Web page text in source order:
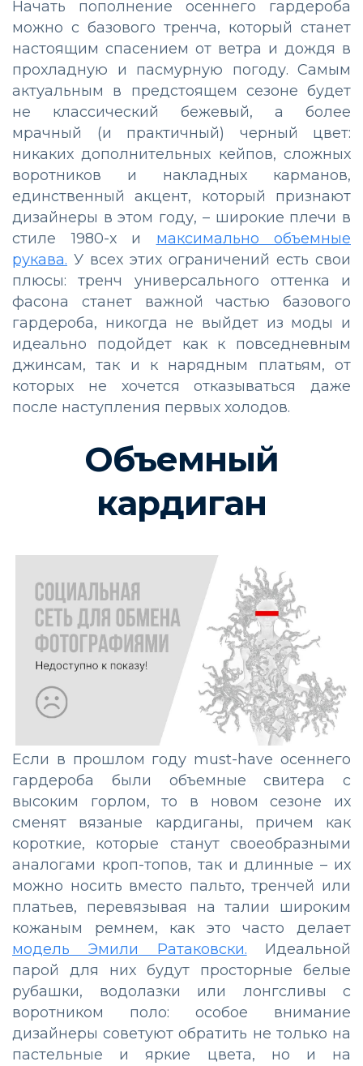
Начать пополнение осеннего гардероба
можно с базового тренча, который станет
настоящим спасением от ветра и дождя в
прохладную и пасмурную погоду. Самым
актуальным в предстоящем сезоне будет
не классический бежевый, а более
мрачный (и практичный) черный цвет:
никаких дополнительных кейпов, сложных
воротников и накладных карманов,
единственный акцент, который признают
дизайнеры в этом году, – широкие плечи в
стиле 1980-х и максимально объемные
рукава. У всех этих ограничений есть свои
плюсы: тренч универсального оттенка и
фасона станет важной частью базового
гардероба, никогда не выйдет из моды и
идеально подойдет как к повседневным
джинсам, так и к нарядным платьям, от
которых не хочется отказываться даже
после наступления первых холодов.
Объемный
кардиган
Если в прошлом году must-have осеннего
гардероба были объемные свитера с
высоким горлом, то в новом сезоне их
сменят вязаные кардиганы, причем как
короткие, которые станут своеобразными
аналогами кроп-топов, так и длинные – их
можно носить вместо пальто, тренчей или
платьев, перевязывая на талии широким
кожаным ремнем, как это часто делает
модель Эмили Ратаковски. Идеальной
парой для них будут просторные белые
рубашки, водолазки или лонгсливы с
воротником поло: особое внимание
дизайнеры советуют обратить не только на
пастельные и яркие цвета, но и на